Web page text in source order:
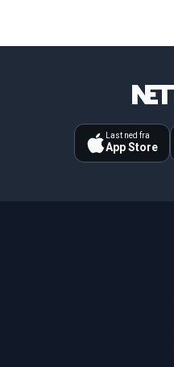
Last ned fra
App Store